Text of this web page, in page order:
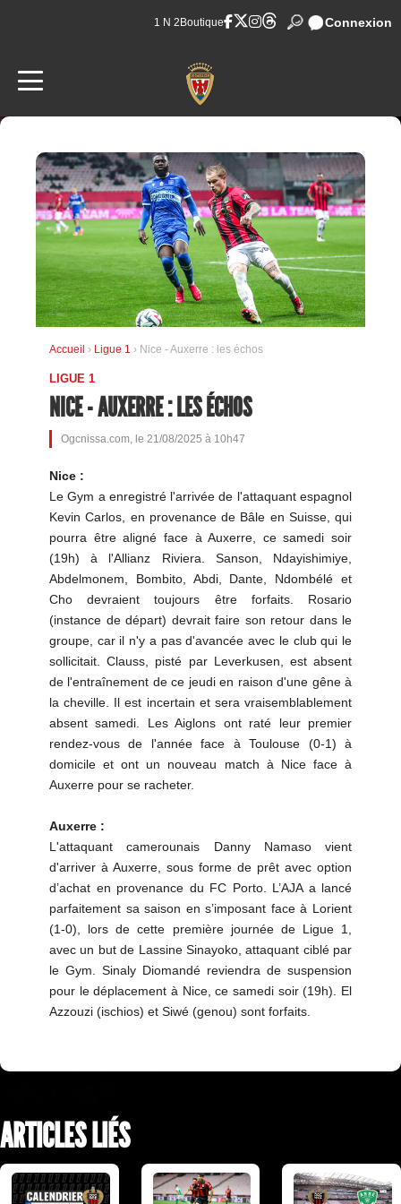
1 N 2 Boutique Connexion
Accueil › Ligue 1 › Nice - Auxerre : les échos
LIGUE 1
NICE - AUXERRE : LES ÉCHOS
Ogcnissa.com, le 21/08/2025 à 10h47
Nice :
Le Gym a enregistré l'arrivée de l'attaquant espagnol
Kevin Carlos, en provenance de Bâle en Suisse, qui
pourra être aligné face à Auxerre, ce samedi soir
(19h) à l'Allianz Riviera. Sanson, Ndayishimiye,
Abdelmonem, Bombito, Abdi, Dante, Ndombélé et
Cho devraient toujours être forfaits. Rosario
(instance de départ) devrait faire son retour dans le
groupe, car il n'y a pas d'avancée avec le club qui le
sollicitait. Clauss, pisté par Leverkusen, est absent
de l'entraînement de ce jeudi en raison d'une gêne à
la cheville. Il est incertain et sera vraisemblablement
absent samedi. Les Aiglons ont raté leur premier
rendez-vous de l'année face à Toulouse (0-1) à
domicile et ont un nouveau match à Nice face à
Auxerre pour se racheter.
Auxerre :
L'attaquant camerounais Danny Namaso vient
d'arriver à Auxerre, sous forme de prêt avec option
d’achat en provenance du FC Porto. L’AJA a lancé
parfaitement sa saison en s’imposant face à Lorient
(1-0), lors de cette première journée de Ligue 1,
avec un but de Lassine Sinayoko, attaquant ciblé par
le Gym. Sinaly Diomandé reviendra de suspension
pour le déplacement à Nice, ce samedi soir (19h). El
Azzouzi (ischios) et Siwé (genou) sont forfaits.
ARTICLES LIÉS